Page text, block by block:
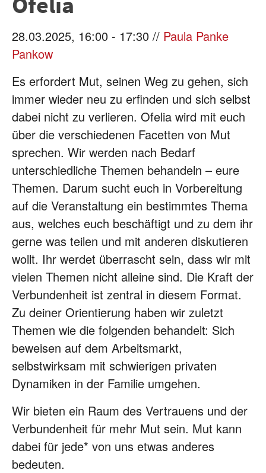
28.03.2025, 16:00 - 17:30 // Paula Panke
Pankow
Es erfordert Mut, seinen Weg zu gehen, sich
immer wieder neu zu erfinden und sich selbst
dabei nicht zu verlieren. Ofelia wird mit euch
über die verschiedenen Facetten von Mut
sprechen. Wir werden nach Bedarf
unterschiedliche Themen behandeln – eure
Themen. Darum sucht euch in Vorbereitung
auf die Veranstaltung ein bestimmtes Thema
aus, welches euch beschäftigt und zu dem ihr
gerne was teilen und mit anderen diskutieren
wollt. Ihr werdet überrascht sein, dass wir mit
vielen Themen nicht alleine sind. Die Kraft der
Verbundenheit ist zentral in diesem Format.
Zu deiner Orientierung haben wir zuletzt
Themen wie die folgenden behandelt: Sich
beweisen auf dem Arbeitsmarkt,
selbstwirksam mit schwierigen privaten
Dynamiken in der Familie umgehen.
Wir bieten ein Raum des Vertrauens und der
Verbundenheit für mehr Mut sein. Mut kann
dabei für jede* von uns etwas anderes
bedeuten.